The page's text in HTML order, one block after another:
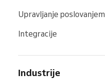
Upravljanje poslovanjem
Integracije
Industrije